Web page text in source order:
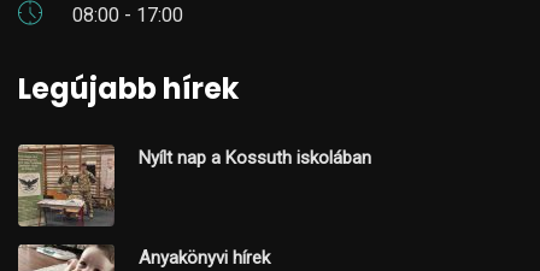
08:00 - 17:00
Legújabb hírek
Nyílt nap a Kossuth iskolában
Anyakönyvi hírek